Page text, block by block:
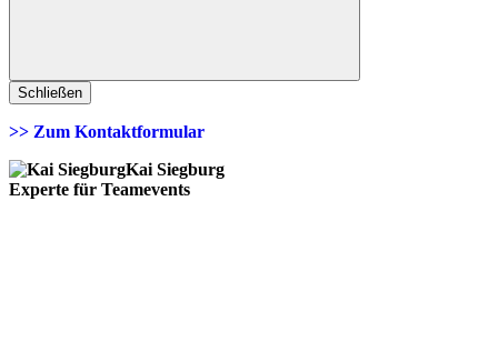
Schließen
>> Zum Kontaktformular
Kai Siegburg
Experte für Teamevents